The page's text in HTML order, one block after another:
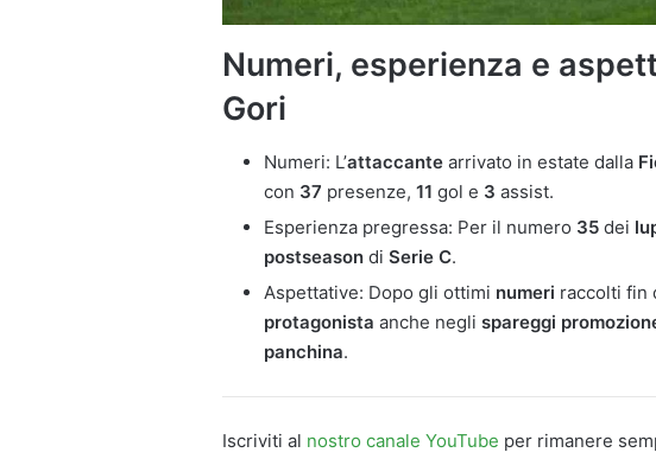
Numeri, esperienza e
Gori
Numeri: L’attaccante arrivato in estate dalla
con 37 presenze, 11 gol e 3 assist.
Esperienza pregressa: Per il numero 35 dei
postseason di Serie C.
Aspettative: Dopo gli ottimi numeri raccolti fin
protagonista anche negli spareggi
panchina.
Iscriviti al nostro canale YouTube per rimanere